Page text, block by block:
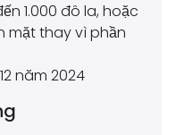
1.000 đô la, hoặc
mặt thay vì phần
năm 2024